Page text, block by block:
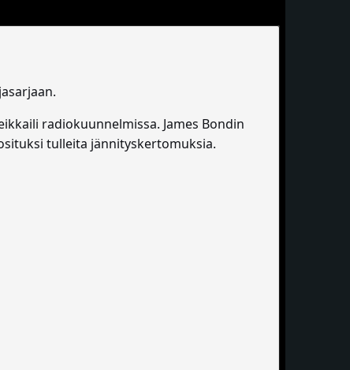
radiokuunnelmissa. James Bondin
tulleita jännityskertomuksia.